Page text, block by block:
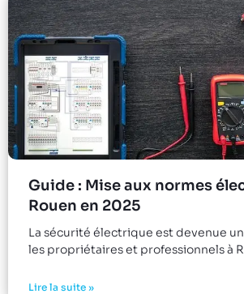
Guide : Mise aux normes
Rouen en 2025
La sécurité électrique est devenue
les propriétaires et professionnels à
Lire la suite »